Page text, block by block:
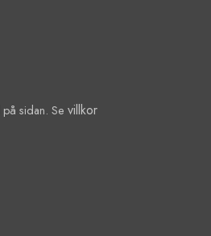
sidan. Se villkor